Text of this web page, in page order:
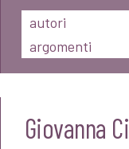
autori
argomenti
Giovanna